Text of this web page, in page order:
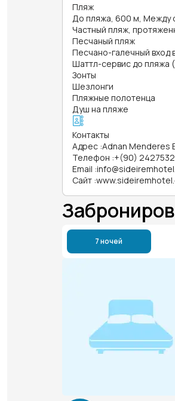
Пляж
До пляжа, 600 м, Между
Частный пляж,
Песчаный пляж
Песчано-галечный вход
Шаттл-сервис до пляжа
Зонты
Шезлонги
Пляжные полотенца
Душ на пляже
Контакты
Адрес :Adnan Menderes
Телефон :+(90)
Email :
Сайт :
7 ночей